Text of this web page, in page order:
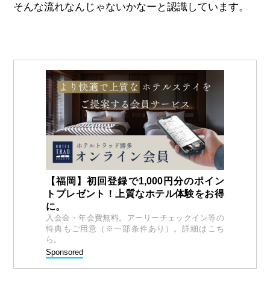
そんな流れなんじゃないかなーと認識しています。
【福岡】初回登録で1,000円分のポイン
トプレゼント！上質なホテル体験をお得
に。
入会金・年会費無料。アーリーチェックイン等の
特典もご用意（※一部条件あり）。詳細はこち
ら。
Sponsored